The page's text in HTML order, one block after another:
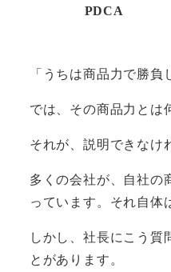
PDCA
「うちは商品力で勝負
では、その商品力とは
それが、説明できなけ
多くの会社が、自社の
っています。それ自体
しかし、社長にこう質
とがあります。